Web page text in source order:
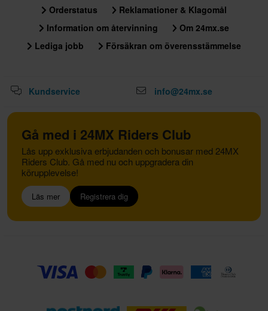
Orderstatus
Reklamationer & Klagomål
Information om återvinning
Om 24mx.se
Lediga jobb
Försäkran om överensstämmelse
Kundservice info@24mx.se
Gå med i 24MX Riders Club
Lås upp exklusiva erbjudanden och bonusar med 24MX
Riders Club. Gå med nu och uppgradera din
körupplevelse!
Läs mer Registrera dig